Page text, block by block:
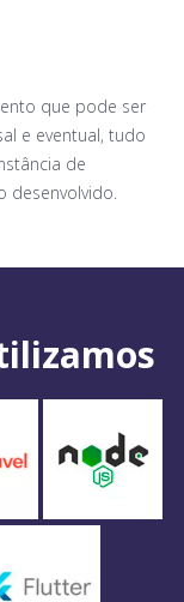
que pode ser
e eventual, tudo
de
desenvolvido.